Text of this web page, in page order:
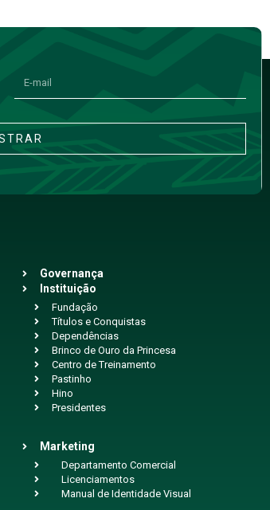
Governança
Instituição
Fundação
Títulos e Conquistas
Dependências
Brinco de Ouro da Princesa
Centro de Treinamento
Pastinho
Hino
Presidentes
Marketing
Departamento Comercial
Licenciamentos
Manual de Identidade Visual